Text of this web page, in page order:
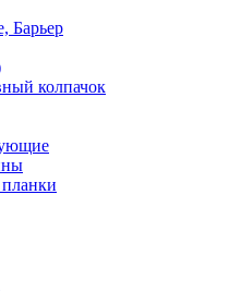
Барьер
колпачок